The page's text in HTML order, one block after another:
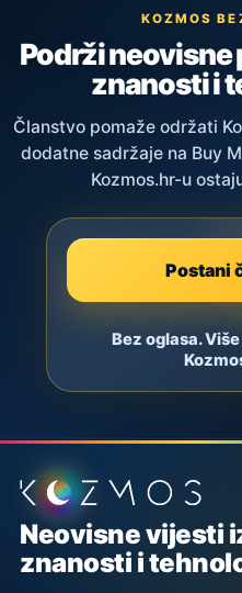
KOZMOS
Podrži neovisne
znanosti i
Članstvo pomaže održati
dodatne sadržaje na Buy
Kozmos.hr-u
Postani
Bez oglasa.
Podnožje stranice
Neovisne vijesti
znanosti i